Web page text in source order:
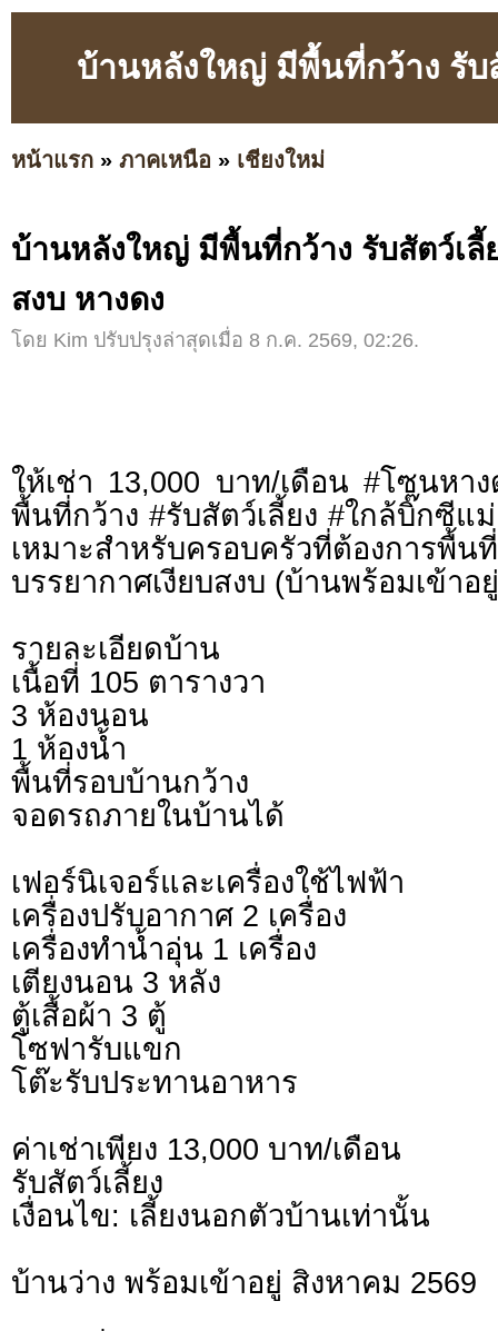
บ้านหลังใหญ่ มีพื้นที่กว้าง รับ
หน้าแรก » ภาคเหนือ » เชียงใหม่
บ้านหลังใหญ่ มีพื้นที่กว้าง รับสัตว์เลี้
สงบ หางดง
โดย Kim ปรับปรุงล่าสุดเมื่อ 8 ก.ค. 2569, 02:26.
ให้เช่า 13,000 บาท/เดือน #โซนหา
พื้นที่กว้าง #รับสัตว์เลี้ยง #ใกล้บิ๊กซีแ
เหมาะสำหรับครอบครัวที่ต้องก
บรรยากาศเงียบสงบ (บ้านพร้อมเข้าอ
รายละเอียดบ้าน
เนื้อที่ 105 ตารางวา
3 ห้องนอน
1 ห้องน้ำ
พื้นที่รอบบ้านกว้าง
จอดรถภายในบ้านได้
เฟอร์นิเจอร์และเครื่องใช้ไฟฟ้า
เครื่องปรับอากาศ 2 เครื่อง
เครื่องทำน้ำอุ่น 1 เครื่อง
เตียงนอน 3 หลัง
ตู้เสื้อผ้า 3 ตู้
โซฟารับแขก
โต๊ะรับประทานอาหาร
ค่าเช่าเพียง 13,000 บาท/เดือน
รับสัตว์เลี้ยง
เงื่อนไข: เลี้ยงนอกตัวบ้านเท่านั้น
บ้านว่าง พร้อมเข้าอยู่ สิงหาคม 2569